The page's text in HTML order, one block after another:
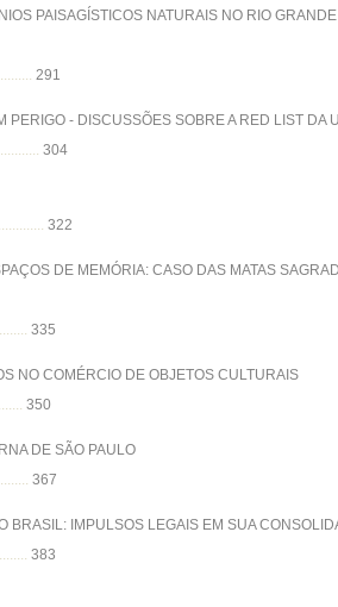
PAISAGÍSTICOS NATURAIS NO RIO
291
PERIGO - DISCUSSÕES SOBRE A RED LIST DA
304
322
DE MEMÓRIA: CASO DAS MATAS
335
NO COMÉRCIO DE OBJETOS CULTURAIS
350
DE SÃO PAULO
367
BRASIL: IMPULSOS LEGAIS EM SUA
383